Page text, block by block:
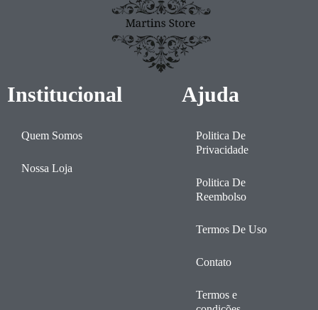
Institucional
Quem Somos
Nossa Loja
Ajuda
Politica De
Privacidade
Politica De
Reembolso
Termos De Uso
Contato
Termos e